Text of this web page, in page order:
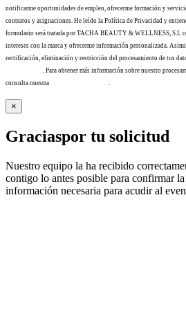
notificarme oportunidades de empleo, ofrecerme formación y
contratos y asignaciones. He leído la Política de Privacidad y
formulario será tratada por TACHA BEAUTY & WELLNESS, S.L
intereses con la marca y ofrecerme información personalizada.
rectificación, eliminación y restricción del procesamiento de tus
. Para obtener más información sobre nuestro
consulta nuestra
×
Graciaspor tu solicitud
Nuestro equipo la ha recibido
contigo lo antes posible para confirmar
información necesaria para acudir al